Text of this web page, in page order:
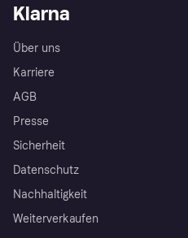
Klarna
Über uns
Karriere
AGB
Presse
Sicherheit
Datenschutz
Nachhaltigkeit
Weiterverkaufen